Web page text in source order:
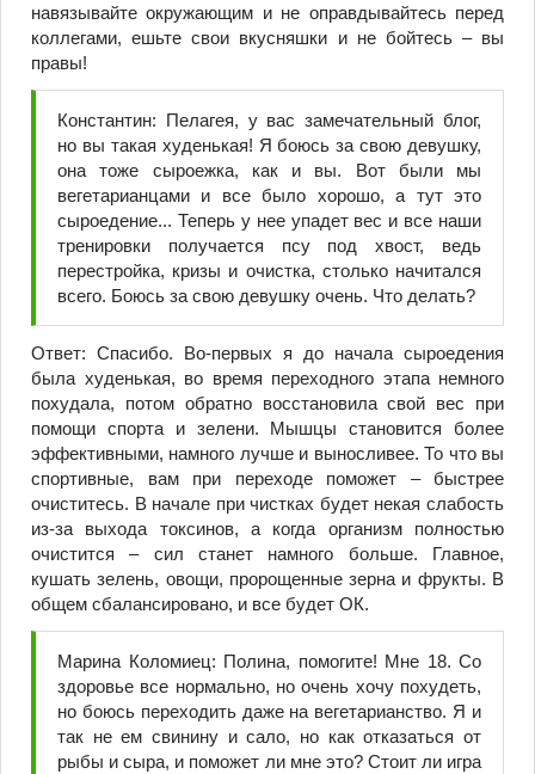
навязывайте окружающим и не оправдывайтесь перед
коллегами, ешьте свои вкусняшки и не бойтесь – вы
правы!
Константин: Пелагея, у вас замечательный блог,
но вы такая худенькая! Я боюсь за свою девушку,
она тоже сыроежка, как и вы. Вот были мы
вегетарианцами и все было хорошо, а тут это
сыроедение... Теперь у нее упадет вес и все наши
тренировки получается псу под хвост, ведь
перестройка, кризы и очистка, столько начитался
всего. Боюсь за свою девушку очень. Что делать?
Ответ: Спасибо. Во-первых я до начала сыроедения
была худенькая, во время переходного этапа немного
похудала, потом обратно восстановила свой вес при
помощи спорта и зелени. Мышцы становится более
эффективными, намного лучше и выносливее. То что вы
спортивные, вам при переходе поможет – быстрее
очиститесь. В начале при чистках будет некая слабость
из-за выхода токсинов, а когда организм полностью
очистится – сил станет намного больше. Главное,
кушать зелень, овощи, пророщенные зерна и фрукты. В
общем сбалансировано, и все будет ОК.
Марина Коломиец: Полина, помогите! Мне 18. Со
здоровье все нормально, но очень хочу похудеть,
но боюсь переходить даже на вегетарианство. Я и
так не ем свинину и сало, но как отказаться от
рыбы и сыра, и поможет ли мне это? Стоит ли игра